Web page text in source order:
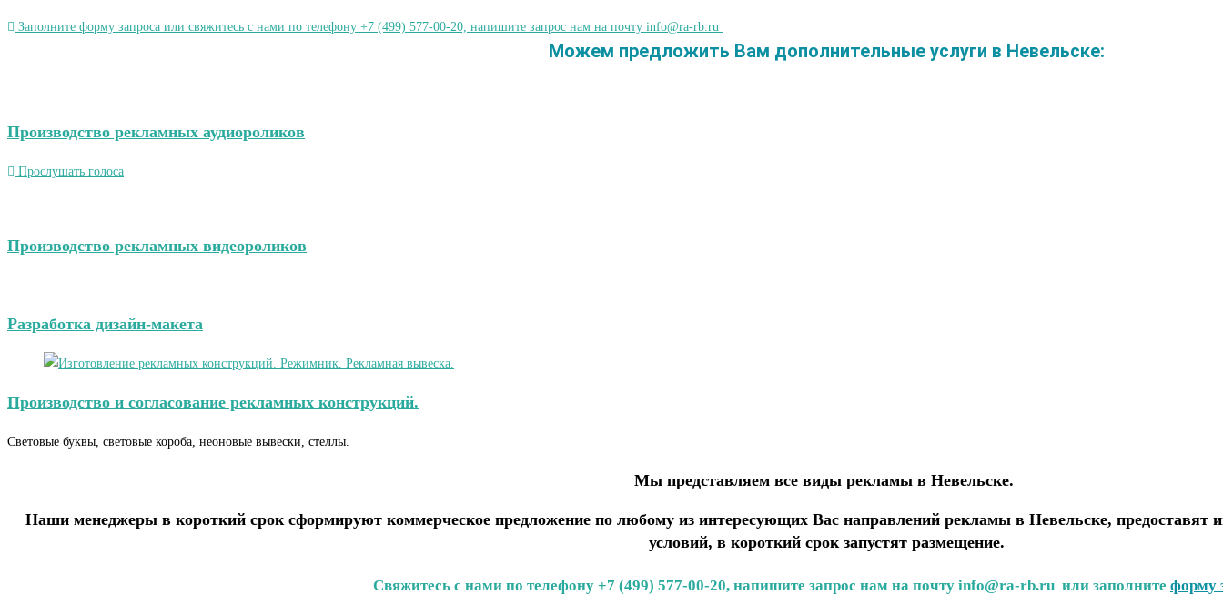
Заполните форму запроса или свяжитесь с нами по телефону +7 (499) 577-00-20, напишите запрос нам на почту info@ra-rb.ru
Можем предложить Вам дополнительные услуги в Невельске:
Производство рекламных аудиороликов
Прослушать голоса
Производство рекламных видеороликов
Разработка дизайн-макета
Производство и согласование рекламных конструкций.
Световые буквы, световые короба, неоновые вывески, стеллы.
Мы представляем все виды рекламы в Невельске.
Наши менеджеры в короткий срок сформируют коммерческое предложение по любому из интересующих Вас направлений рекламы в Невельске, предоставят
условий, в короткий срок запустят размещение.
Свяжитесь с нами по телефону +7 (499) 577-00-20, напишите запрос нам на почту info@ra-rb.ru или заполните форму